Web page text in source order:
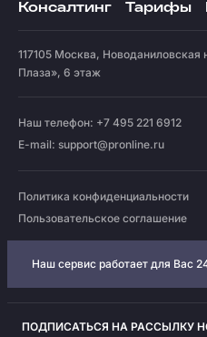
Консалтинг
Тарифы
117105 Москва, Новоданиловская
Плаза», 6 этаж
Наш телефон: +7 495 221 6912
E-mail: support@pronline.ru
Политика конфиденциальности
Пользовательское соглашение
Наш сервис работает для Вас
ПОДПИСАТЬСЯ НА РАССЫЛКУ